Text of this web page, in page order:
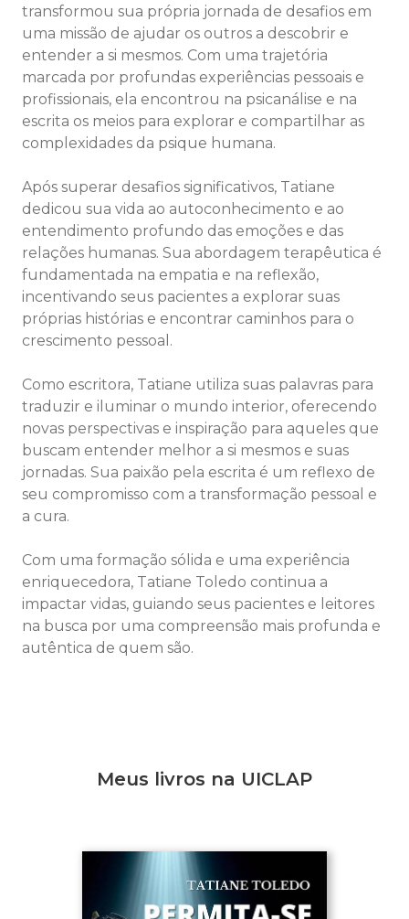
transformou sua própria jornada de desafios em
uma missão de ajudar os outros a descobrir e
entender a si mesmos. Com uma trajetória
marcada por profundas experiências pessoais e
profissionais, ela encontrou na psicanálise e na
escrita os meios para explorar e compartilhar as
complexidades da psique humana.
Após superar desafios significativos, Tatiane
dedicou sua vida ao autoconhecimento e ao
entendimento profundo das emoções e das
relações humanas. Sua abordagem terapêutica é
fundamentada na empatia e na reflexão,
incentivando seus pacientes a explorar suas
próprias histórias e encontrar caminhos para o
crescimento pessoal.
Como escritora, Tatiane utiliza suas palavras para
traduzir e iluminar o mundo interior, oferecendo
novas perspectivas e inspiração para aqueles que
buscam entender melhor a si mesmos e suas
jornadas. Sua paixão pela escrita é um reflexo de
seu compromisso com a transformação pessoal e
a cura.
Com uma formação sólida e uma experiência
enriquecedora, Tatiane Toledo continua a
impactar vidas, guiando seus pacientes e leitores
na busca por uma compreensão mais profunda e
autêntica de quem são.
Meus livros na UICLAP